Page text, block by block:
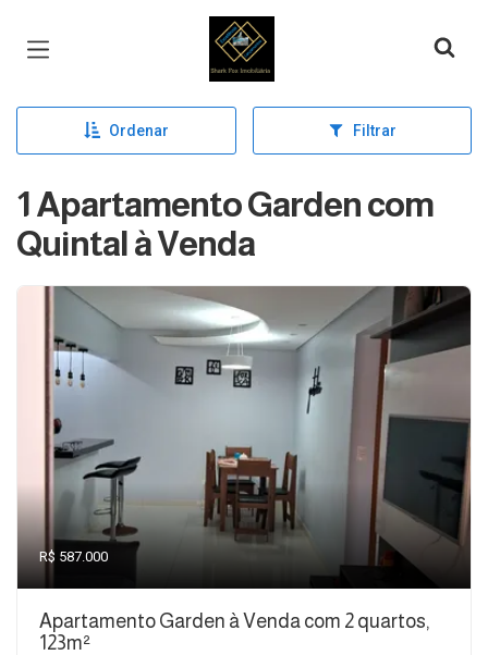
Página inicial
Ordenar Filtrar
1 Apartamento Garden com
Quintal à Venda
R$ 587.000
Apartamento Garden à Venda com 2 quartos,
123m²